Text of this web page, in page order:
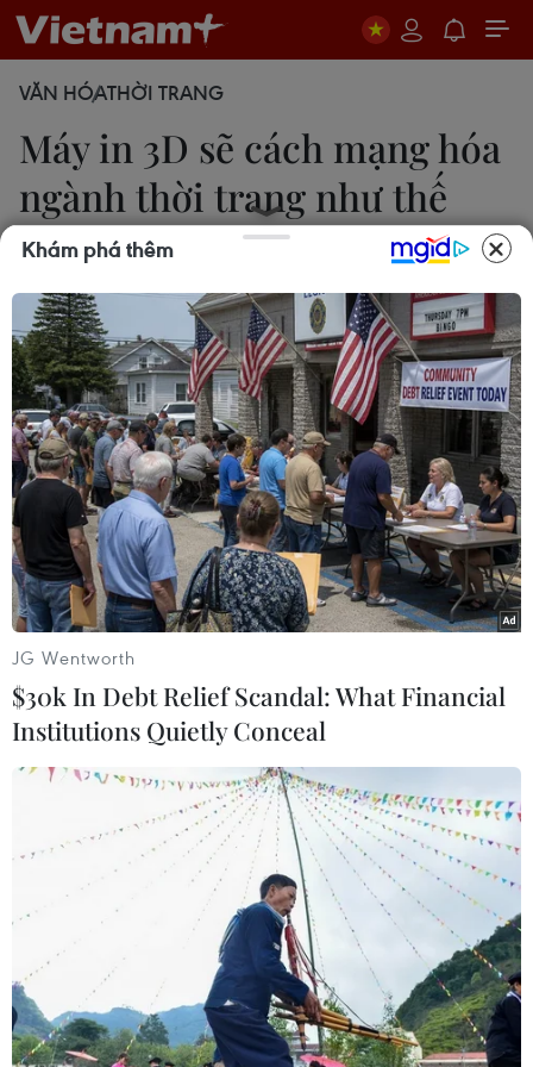
VĂN HÓATHỜI TRANG
Máy in 3D sẽ cách mạng hóa
ngành thời trang như thế
nào?
26/11/2023 23:13
Với độ chính xác cao, giúp tiết kiệm thời gian và
công sức, công nghệ in 3D đã và đang thay đổi
ngành công nghiệp thời trang toàn thế giới.
Một số phụ kiện thời trang được tạo ra bằng công nghệ in 3D.
(Nguồn: Flux)
Công nghệ in 3D đang được ngày càng nhiều
nhà thiết kế thời trang nổi tiếng hiện nay sử
dụng. Với độ chính xác cao, giúp tiết kiệm thời
gian và công sức, công nghệ in 3D đã và đang
thay đổi ngành công nghiệp thời trang toàn thế
Khám phá thêm
JG Wentworth
$30k In Debt Relief Scandal: What Financial
Institutions Quietly Conceal